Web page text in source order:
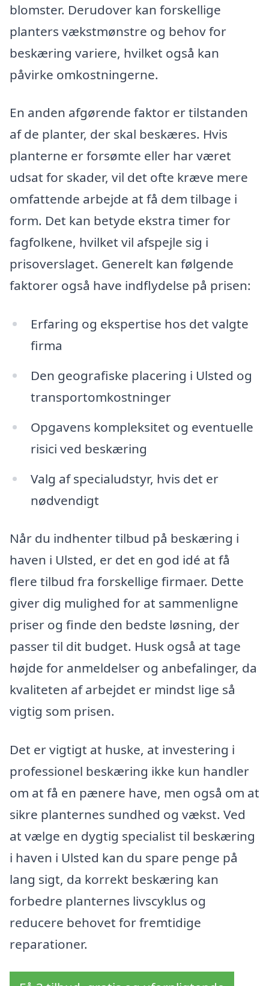
blomster. Derudover kan forskellige
planters vækstmønstre og behov for
beskæring variere, hvilket også kan
påvirke omkostningerne.
En anden afgørende faktor er tilstanden
af de planter, der skal beskæres. Hvis
planterne er forsømte eller har været
udsat for skader, vil det ofte kræve mere
omfattende arbejde at få dem tilbage i
form. Det kan betyde ekstra timer for
fagfolkene, hvilket vil afspejle sig i
prisoverslaget. Generelt kan følgende
faktorer også have indflydelse på prisen:
Erfaring og ekspertise hos det valgte
firma
Den geografiske placering i Ulsted og
transportomkostninger
Opgavens kompleksitet og eventuelle
risici ved beskæring
Valg af specialudstyr, hvis det er
nødvendigt
Når du indhenter tilbud på beskæring i
haven i Ulsted, er det en god idé at få
flere tilbud fra forskellige firmaer. Dette
giver dig mulighed for at sammenligne
priser og finde den bedste løsning, der
passer til dit budget. Husk også at tage
højde for anmeldelser og anbefalinger, da
kvaliteten af arbejdet er mindst lige så
vigtig som prisen.
Det er vigtigt at huske, at investering i
professionel beskæring ikke kun handler
om at få en pænere have, men også om at
sikre planternes sundhed og vækst. Ved
at vælge en dygtig specialist til beskæring
i haven i Ulsted kan du spare penge på
lang sigt, da korrekt beskæring kan
forbedre planternes livscyklus og
reducere behovet for fremtidige
reparationer.